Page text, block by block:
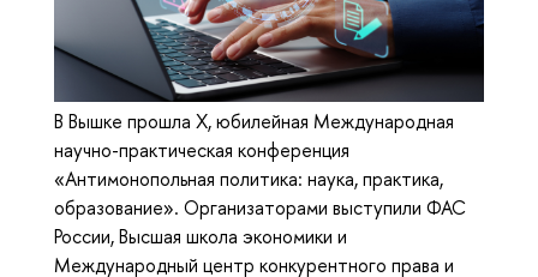
В Вышке прошла X, юбилейная Международная
научно-практическая конференция
«Антимонопольная политика: наука, практика,
образование». Организаторами выступили ФАС
России, Высшая школа экономики и
Международный центр конкурентного права и